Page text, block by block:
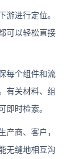
进行定位。
可以轻松直接
每个组件和流
有关材料、组
时检索。
商、客户，
无缝地相互沟